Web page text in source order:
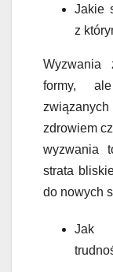
Jakie
z
Wyzwania
formy,
związanych
zdrowiem
wyzwania
strata
do nowych
Jak